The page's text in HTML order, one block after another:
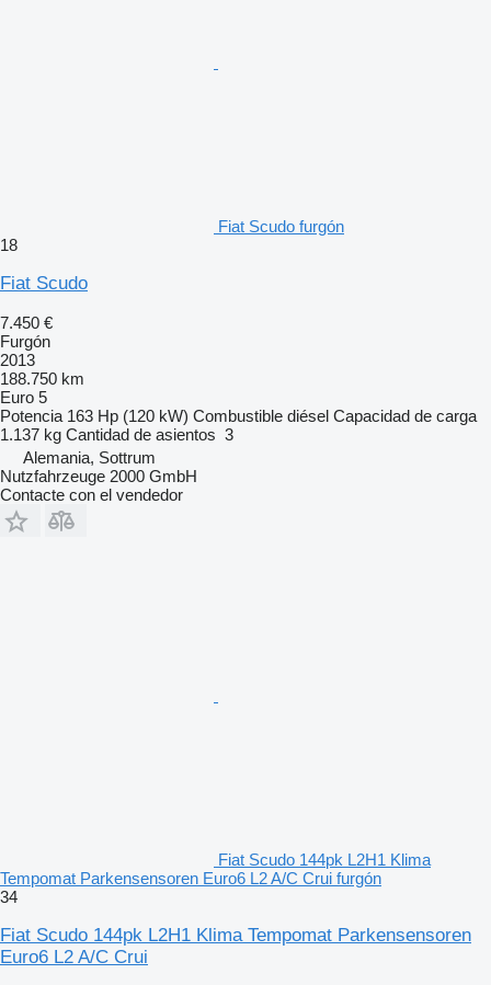
Fiat Scudo furgón
18
Fiat Scudo
7.450 €
Furgón
2013
188.750 km
Euro 5
Potencia 163 Hp (120 kW) Combustible diésel Capacidad de carga
1.137 kg Cantidad de asientos 3
Alemania, Sottrum
Nutzfahrzeuge 2000 GmbH
Contacte con el vendedor
Fiat Scudo 144pk L2H1 Klima
Tempomat Parkensensoren Euro6 L2 A/C Crui furgón
34
Fiat Scudo 144pk L2H1 Klima Tempomat Parkensensoren
Euro6 L2 A/C Crui